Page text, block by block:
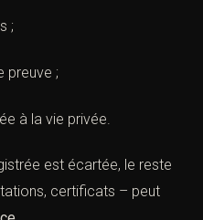
admet parfois de
l’exercice desdroits de la
en balance entre :
;